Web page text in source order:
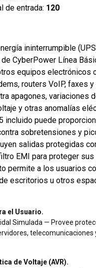
de entrada: 120
ininterrumpible
CyberPower Línea
equipos electrónicos
routers VoIP, faxes
apagones, variaciones
y otras anomalías
incluido puede
sobretensiones y
salidas protegidas
EMI para proteger
permite a los usuarios
escritorios u otros
el Usuario.
Simulada — Provee
telecomunicaciones
de Voltaje (AVR).